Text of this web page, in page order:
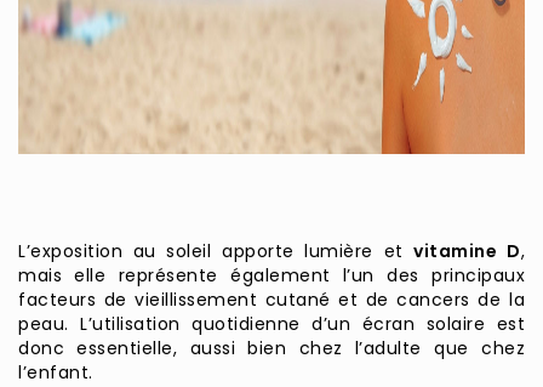
L’exposition au soleil apporte lumière etvitamine D,
mais elle représente également l’un des principaux
facteurs de vieillissement cutané et de cancers de la
peau. L’utilisation quotidienne d’un écran solaire est
donc essentielle, aussi bien chez l’adulte que chez
l’enfant.